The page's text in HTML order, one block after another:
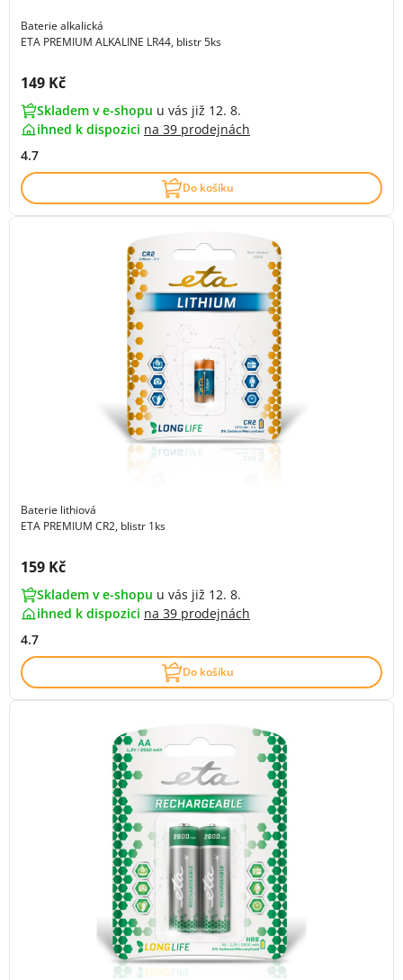
Baterie alkalická
ETA PREMIUM ALKALINE LR44, blistr 5ks
Cena s DPH:
149 Kč
Skladem v e-shopu u vás již 12. 8.
ihned k dispozici na 39 prodejnách
4.7
Do košíku
Baterie lithiová
ETA PREMIUM CR2, blistr 1ks
Cena s DPH:
159 Kč
Skladem v e-shopu u vás již 12. 8.
ihned k dispozici na 39 prodejnách
4.7
Do košíku